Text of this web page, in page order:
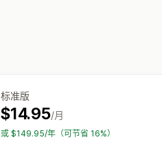
标准版
$14.95/月
或 $149.95/年（可节省 16%）